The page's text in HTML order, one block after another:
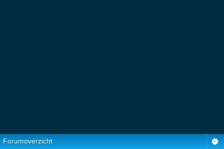
Forumoverzicht